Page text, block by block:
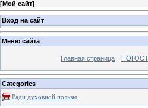
[Мой сайт]
Вход на сайт
Меню сайта
Главная страница
Categories
Ради духовной пользы